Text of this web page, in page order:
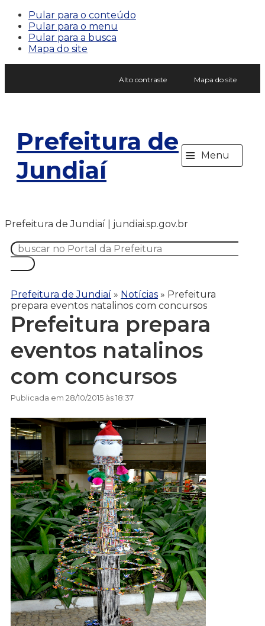
Pular para o conteúdo
Pular para o menu
Pular para a busca
Mapa do site
Alto contraste Mapa do site
Prefeitura de
Jundiaí
≡ Menu
Prefeitura de Jundiaí | jundiai.sp.gov.br
Prefeitura de Jundiaí » Notícias » Prefeitura
prepara eventos natalinos com concursos
Prefeitura prepara
eventos natalinos
com concursos
Publicada em 28/10/2015 às 18:37